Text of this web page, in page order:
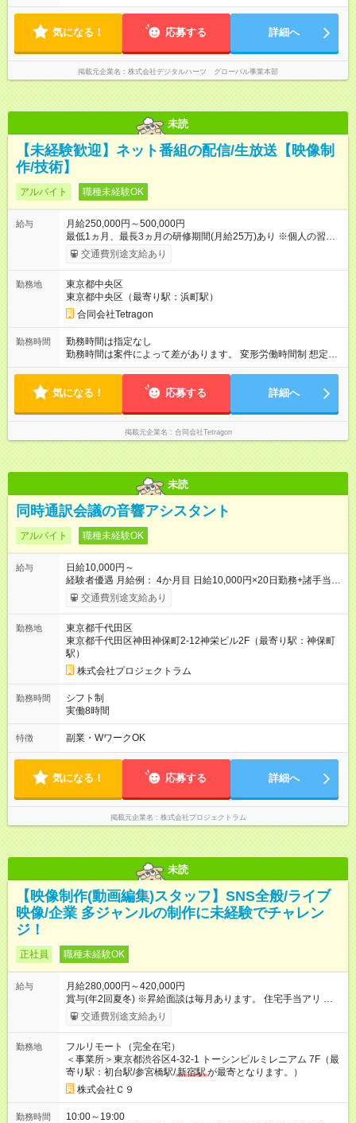
1,500円まで支給（社外勤務の場合は全額支給） 残業手当: 基本
時給の25％UP 【試用期間】試用期間なし
フト例】 10:00～19:00（8時間勤務） 11:00～19:00（7時間勤
の休憩が含まれます。 休日祝日勤務：プロジェクトにより稼働
気になる！ 応募する 詳細へ
掲載元企業名 株式会社デジタルハーツ グローバル事業本部
未読
【未経験歓迎】ネット番組の配信/生放送【映像制
作/技術】
アルバイト 職種未経験OK
給与
月給250,000円～500,000円
最低1ヵ月、最長3ヵ月の研修期間(月給25万)あり ※個人の習熟
度を考慮し、研修期間には幅を設けてあります。 ※研修期間
中、その他待遇に変更はありません。 【試用期間】試用期間あ
す。
交通費別途支給あり
勤務地
東京都中央区
東京都中央区（最寄り駅：浜町駅）
合同会社Tetragon
勤務時間
勤務時間は指定なし
勤務時間は案件によって差があります。 変形労働時間制 想定労
働時間160時間/月 休憩時間１時間/日 勤務時間例 (1)15時スタ
本番開始、15時撤収 (3)7時スタジオ集合、18時本番開始、22時
気になる！ 応募する 詳細へ
掲載元企業名 合同会社Tetragon
未読
同時通訳会議の音響アシスタント
アルバイト 職種未経験OK
給与
日給10,000円～
経験者優遇 月給例： 4か月目 日給10,000円×20日勤務+諸手当
=243,800円 2年目 日給15,000円×20日勤務+諸手当=368,000円
交通費別途支給あり
勤務地
東京都千代田区
東京都千代田区神田神保町2-12神栄ビル2F（最寄り駅：神保町
駅）
株式会社プロジェクトラム
勤務時間
シフト制
実働8時間
特徴 副業・WワークOK
気になる！ 応募する 詳細へ
掲載元企業名 株式会社プロジェクトラム
未読
【映像制作(動画編集)スタッフ】SNS全般/ライブ
映像/企業 多ジャンルの制作に未経験でチャレン
ジ！
正社員 職種未経験OK
給与
月給280,000円～420,000円
賞与(年2回夏冬) ※昇給面談は毎月あります。 住宅手当アリ 交通
費全額支給 【試用期間】試用期間なし
交通費別途支給あり
勤務地
フルリモート（完全在宅）
＜事業所＞東京都渋谷区4-32-1 トーシンビルミレニアム 7F（最
寄り駅：初台駅/参宮橋駅/新宿駅が最寄となります。）
株式会社Ｃ９
勤務時間
10:00～19:00